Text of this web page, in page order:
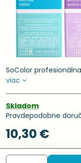
SoColor
viac
Skladom
Pravdepodobne
10,30 €